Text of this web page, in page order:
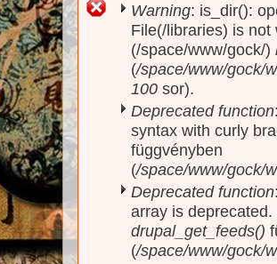
Hibaüzenet
Warning: is_dir():
File(/libraries) is
(/space/www/gock/)
(/space/www/gock/
100 sor).
Deprecated function
syntax with curly
függvényben
(/space/www/gock/
Deprecated function
array is
drupal_get_feeds()
(/space/www/gock/